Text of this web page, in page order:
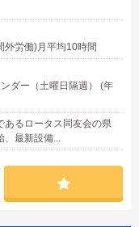
労働)月平均10時間
ダー（土曜日隔週） (年
あるロータス同友会の県
、最新設備...